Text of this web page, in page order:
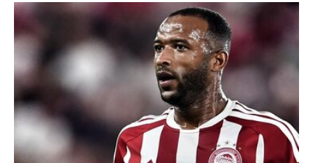
Μαρίνη: «Χρόνια στόχος μου το εξωτερικό,
τώρα ήταν η κατάλληλη στιγμή με την
Άλμπα»
Μπάσκετ Ελλάδα
Κορογώνας: «Φιλοδοξία της Kalamata Basket
να πρωταγωνιστήσει»
Ποδόσφαιρο - Διεθνή